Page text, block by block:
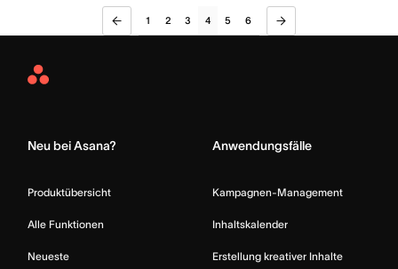
1 2 3 4 5 6
Asana
Neu bei Asana?
Produktübersicht
Alle Funktionen
Neueste
Anwendungsfälle
Kampagnen-Management
Inhaltskalender
Erstellung kreativer Inhalte